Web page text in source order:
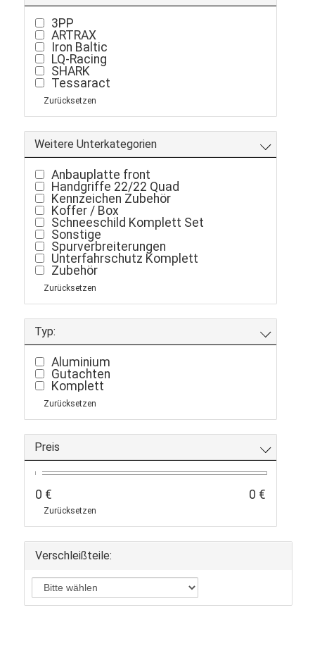
3PP
ARTRAX
Iron Baltic
LQ-Racing
SHARK
Tessaract
Zurücksetzen
Weitere Unterkategorien
Anbauplatte front
Handgriffe 22/22 Quad
Kennzeichen Zubehör
Koffer / Box
Schneeschild Komplett Set
Sonstige
Spurverbreiterungen
Unterfahrschutz Komplett
Zubehör
Zurücksetzen
Typ:
Aluminium
Gutachten
Komplett
Zurücksetzen
Preis
0 € 0 €
Zurücksetzen
Verschleißteile: